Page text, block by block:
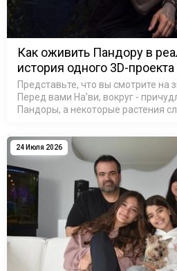
Как оживить Пандору в
история одного 3D-проекта
Представьте, что вы смотрите на
Перед вами На’ви, вокруг -
Пандоры, а некоторые растения
резул…
24 Июля 2026